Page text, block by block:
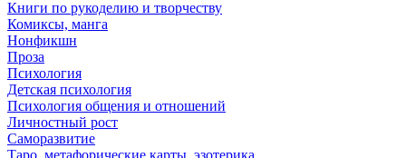
Книги по рукоделию и творчеству
Комиксы, манга
Нонфикшн
Проза
Психология
Детская психология
Психология общения и отношений
Личностный рост
Саморазвитие
Таро, метафорические карты, эзотерика